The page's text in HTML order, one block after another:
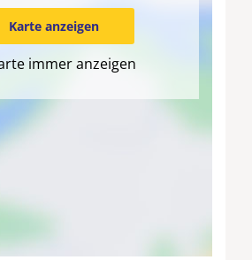
Karte anzeigen
immer anzeigen